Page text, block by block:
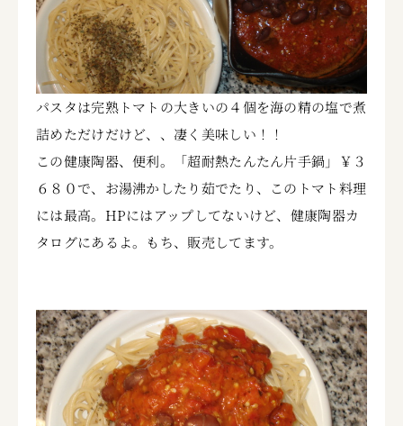
パスタは完熟トマトの大きいの４個を海の精の塩で煮
詰めただけだけど、、凄く美味しい！！
この健康陶器、便利。「超耐熱たんたん片手鍋」￥３
６８０で、お湯沸かしたり茹でたり、このトマト料理
には最高。HPにはアップしてないけど、健康陶器カ
タログにあるよ。もち、販売してます。